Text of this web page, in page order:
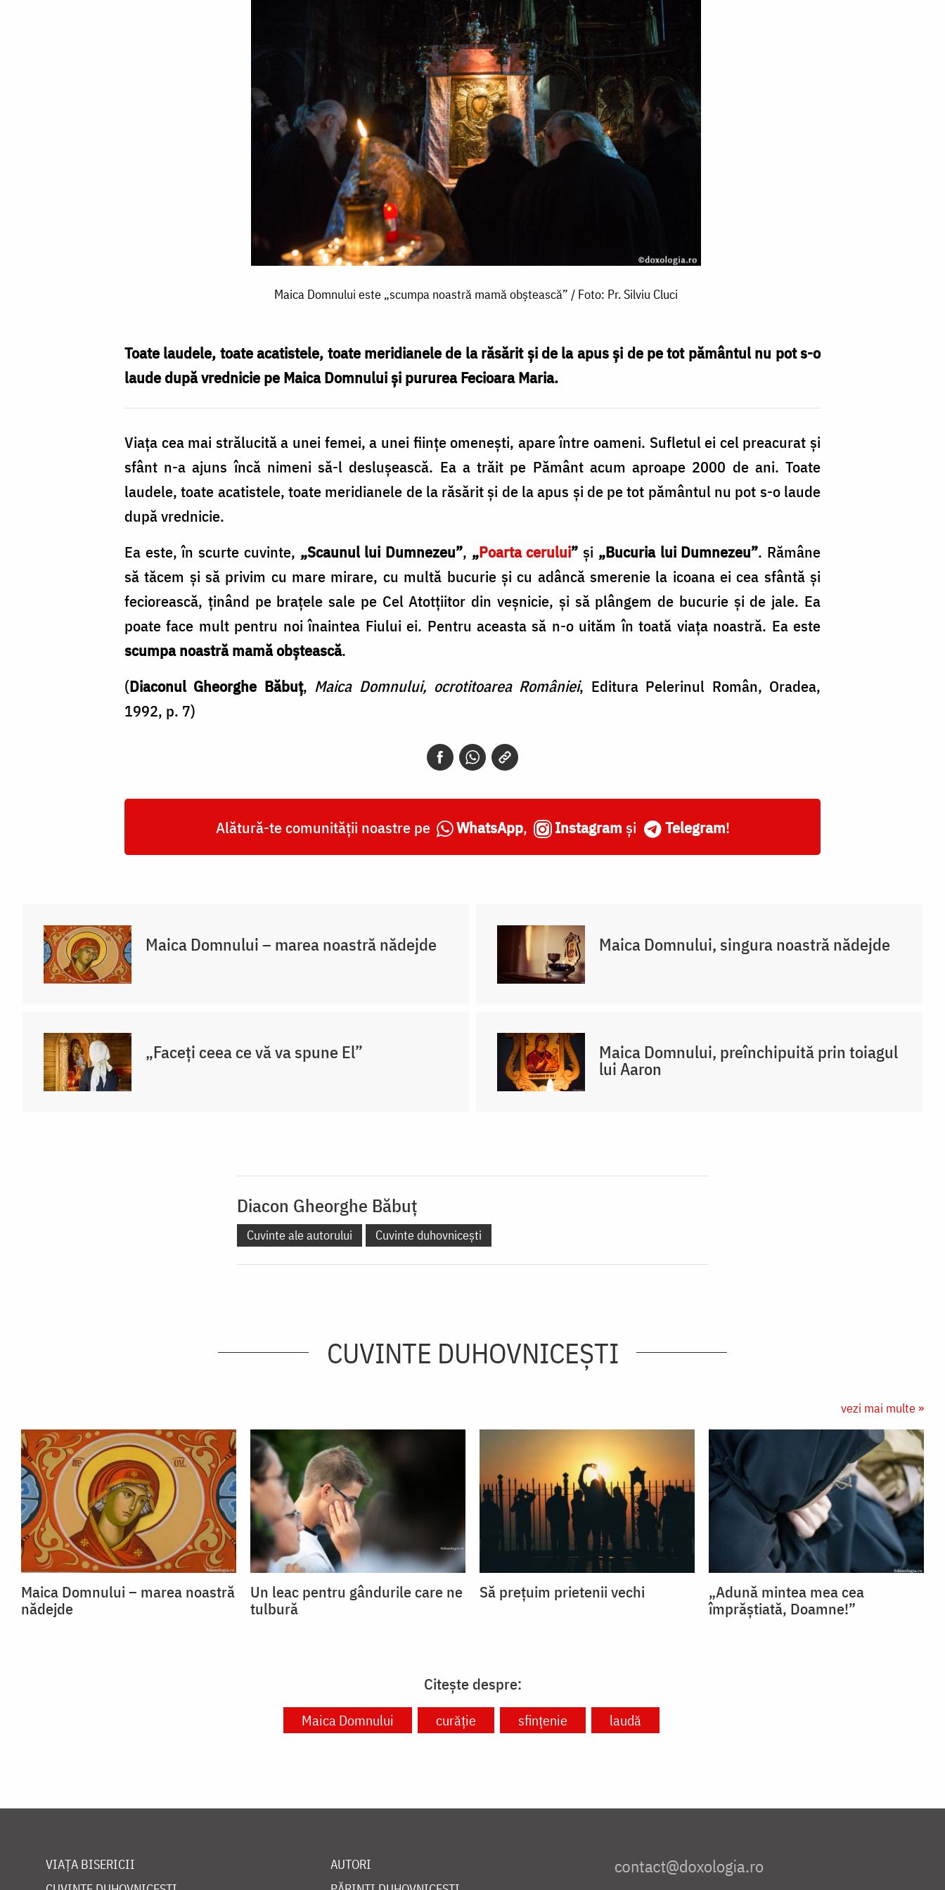
Maica Domnului este „scumpa noastră mamă obștească” / Foto: Pr. Silviu Cluci
Toate laudele, toate acatistele, toate meridianele de la răsărit și de la apus și de pe tot pământul nu pot s-o
laude după vrednicie pe Maica Domnului și pururea Fecioara Maria.
Viaţa cea mai strălucită a unei femei, a unei fiinţe omeneşti, apare între oameni. Sufletul ei cel preacurat şi
sfânt n-a ajuns încă nimeni să-l desluşească. Ea a trăit pe Pământ acum aproape 2000 de ani. Toate
laudele, toate acatistele, toate meridianele de la răsărit şi de la apus și de pe tot pământul nu pot s-o laude
după vrednicie.
Ea este, în scurte cuvinte, „Scaunul lui Dumnezeu”, „Poarta cerului” şi „Bucuria lui Dumnezeu”. Rămâne
să tăcem şi să privim cu mare mirare, cu multă bucurie şi cu adâncă smerenie la icoana ei cea sfântă şi
feciorească, ţinând pe braţele sale pe Cel Atotţiitor din veşnicie, şi să plângem de bucurie şi de jale. Ea
poate face mult pentru noi înaintea Fiului ei. Pentru aceasta să n-o uităm în toată viaţa noastră. Ea este
scumpa noastră mamă obștească.
(Diaconul Gheorghe Băbuț, Maica Domnului, ocrotitoarea României, Editura Pelerinul Român, Oradea,
1992, p. 7)
Alătură-te comunității noastre pe WhatsApp, Instagram și Telegram!
Maica Domnului – marea noastră nădejde Maica Domnului, singura noastră nădejde
„Faceți ceea ce vă va spune El” Maica Domnului, preînchipuită prin toiagul
lui Aaron
Diacon Gheorghe Băbuț
Cuvinte ale autorului Cuvinte duhovnicești
CUVINTE DUHOVNICEȘTI
vezi mai multe »
Maica Domnului – marea noastră
nădejde
Un leac pentru gândurile care ne
tulbură
Să prețuim prietenii vechi
„Adună mintea mea cea
împrăștiată, Doamne!”
Citește despre:
Maica Domnului curăție sfințenie laudă
VIAȚA BISERICII
AUTORI